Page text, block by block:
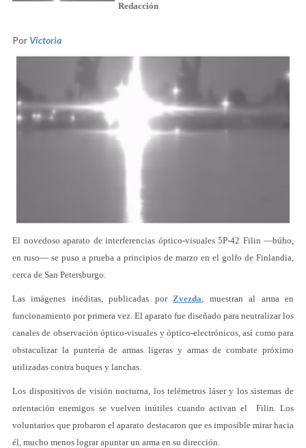
Redacción
Por Victoria
El novedoso aparato de interferencias óptico-visuales 5P-42 Filin —búho,
en ruso— se puso a prueba a principios de marzo en el golfo de Finlandia,
cerca de San Petersburgo.
Las imágenes inéditas, publicadas porZvezda, muestran al arma en
funcionamiento por primera vez. El aparato fue diseñado para neutralizar los
canales de observación óptico-visuales y óptico-electrónicos, así como para
obstaculizar la puntería de armas ligeras y armas de combate próximo
utilizadas contra buques y lanchas.
Los dispositivos de visión nocturna, los telémetros láser y los sistemas de
orientación enemigos se vuelven inútiles cuando activan el Filin. Los
voluntarios que probaron el aparato destacaron que es imposible mirar hacia
él, mucho menos lograr apuntar un arma en su dirección.